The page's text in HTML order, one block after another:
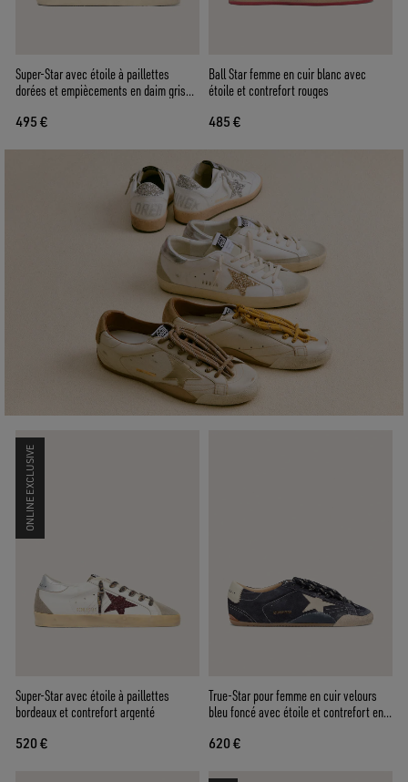
Super-Star avec étoile à paillettes
dorées et empiècements en daim gris
495 €
Ball Star femme en cuir blanc avec
étoile et contrefort rouges
485 €
ONLINE EXCLUSIVE
Super-Star avec étoile à paillettes
bordeaux et contrefort argenté
520 €
True-Star pour femme en cuir velours
bleu foncé avec étoile et contrefort en
620 €